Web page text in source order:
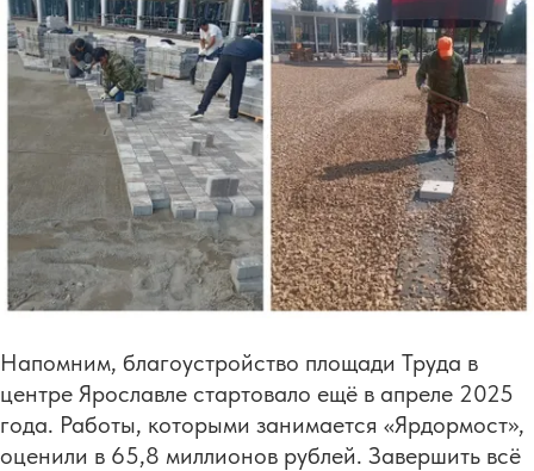
Напомним, благоустройство площади Труда в
центре Ярославле стартовало ещё в апреле 2025
года. Работы, которыми занимается «Ярдормост»,
оценили в 65,8 миллионов рублей. Завершить всё